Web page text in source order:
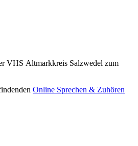
VHS Altmarkkreis Salzwedel zum
Online Sprechen & Zuhören